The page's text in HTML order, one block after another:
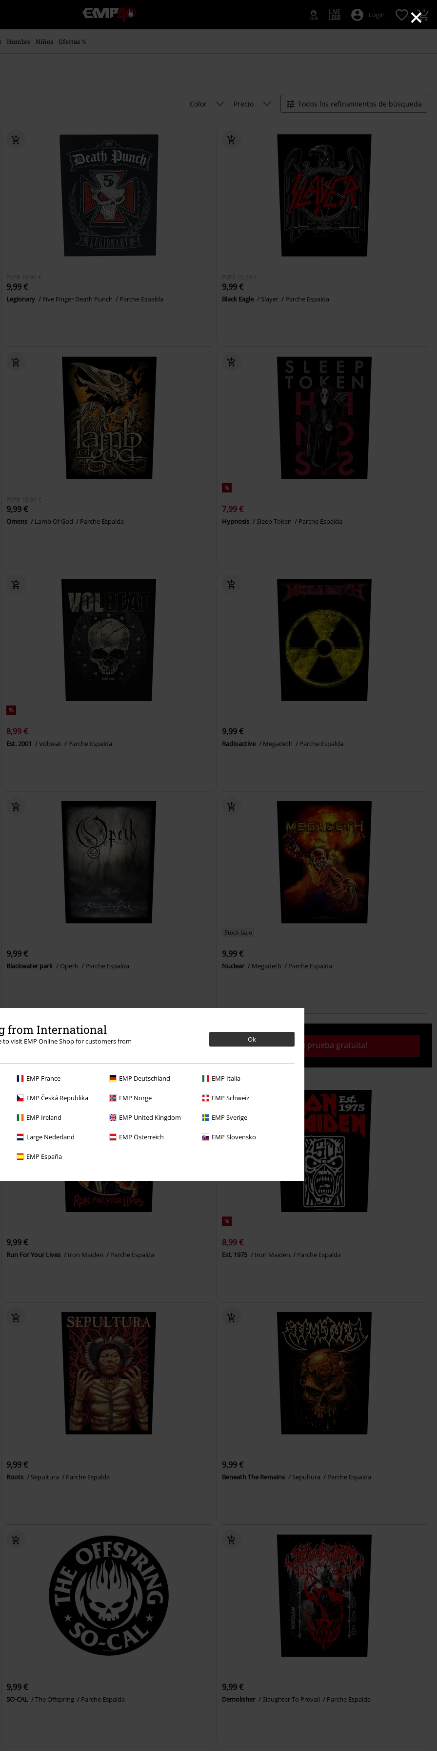
×
from International
to visit EMP Online Shop for customers from
Ok
EMP France EMP Deutschland EMP Italia
EMP Česká Republika EMP Norge EMP Schweiz
EMP Ireland EMP United Kingdom EMP Sverige
Large Nederland EMP Österreich EMP Slovensko
EMP España
EMP
-
Música,
Login 0
Hombre Niños Ofertas %
Color Precio Todos los refinamientos de búsqueda
PVPR 10,99 €
9,99 €
Legionary Five Finger Death Punch Parche Espalda
PVPR 10,99 €
9,99 €
Black Eagle Slayer Parche Espalda
PVPR 10,99 €
9,99 €
Omens Lamb Of God Parche Espalda
%
7,99 €
Hypnosis Sleep Token Parche Espalda
%
8,99 €
Est. 2001 Volbeat Parche Espalda
9,99 €
Radioactive Megadeth Parche Espalda
9,99 €
Blackwater park Opeth Parche Espalda
Stock bajo
9,99 €
Nuclear Megadeth Parche Espalda
con una prueba de 30 días de nuestro BACKSTAGE
¡Activa tu prueba gratuita!
9,99 €
Run For Your Lives Iron Maiden Parche Espalda
%
8,99 €
Est. 1975 Iron Maiden Parche Espalda
9,99 €
Roots Sepultura Parche Espalda
9,99 €
Beneath The Remains Sepultura Parche Espalda
9,99 €
SO-CAL The Offspring Parche Espalda
9,99 €
Demolisher Slaughter To Prevail Parche Espalda